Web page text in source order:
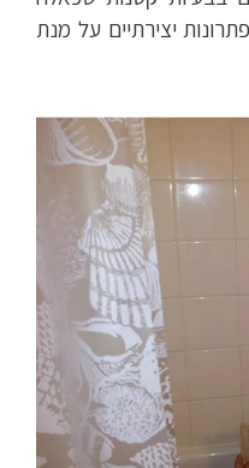
יצירתיים על מנת